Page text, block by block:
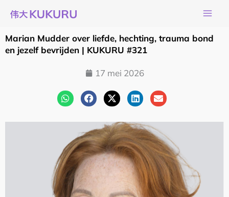
naar
de
inhoud
Marian Mudder over liefde, hechting, trauma bond
en jezelf bevrijden | KUKURU #321
17 mei 2026